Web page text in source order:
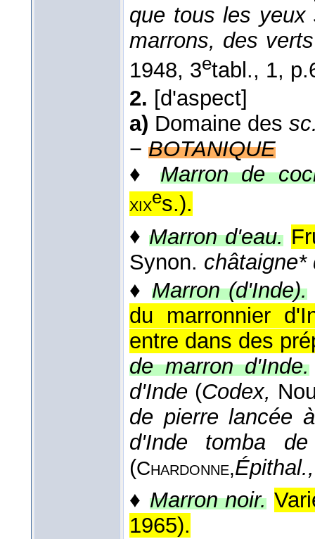
que tous les
marrons, des
1948, 3etabl., 1,
2. [d'aspect]
a) Domaine des
− BOTANIQUE
♦ Marron de
xixes.).
♦Marron d'eau.
Synon. châtaigne*
♦ Marron (d'Inde).
du marronnier
entre dans des
de marron d'Inde.
d'Inde (Codex,
de pierre lancée
d'Inde tomba
(Chardonne,Épithal.,
♦ Marron noir.
1965).